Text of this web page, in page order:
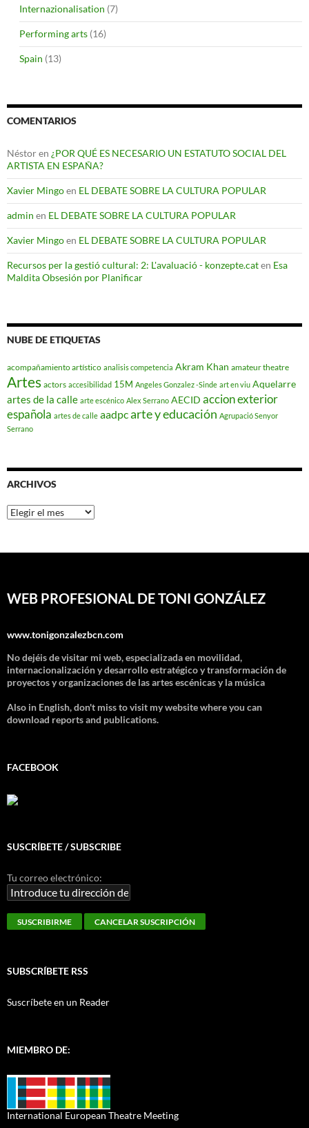
Internazionalisation (7)
Performing arts (16)
Spain (13)
COMENTARIOS
Néstoren ¿POR QUÉ ES NECESARIO UN ESTATUTO SOCIAL DEL
ARTISTA EN ESPAÑA?
Xavier Mingoen EL DEBATE SOBRE LA CULTURA POPULAR
admin en EL DEBATE SOBRE LA CULTURA POPULAR
Xavier Mingoen EL DEBATE SOBRE LA CULTURA POPULAR
Recursos per la gestió cultural: 2: L'avaluació - konzepte.caten Esa
Maldita Obsesión por Planificar
NUBE DE ETIQUETAS
acompañamiento artístico analisis competencia Akram Khan amateur theatre
Artes actors accesibilidad 15M Angeles Gonzalez -Sinde art en viu Aquelarre
artes de la calle arte escénico Alex Serrano AECID accion exterior
española artes de calle aadpcarte y educación Agrupació Senyor
Serrano
ARCHIVOS
Archivos
WEB PROFESIONAL DE TONI GONZÁLEZ
www.tonigonzalezbcn.com
No dejéis de visitar mi web, especializada en movilidad,
internacionalización y desarrollo estratégico y transformación de
proyectos y organizaciones de las artes escénicas y la música
Also in English, don't miss to visit my website where you can
download reports and publications.
FACEBOOK
SUSCRÍBETE / SUBSCRIBE
Tu correo electrónico:
SUBSCRÍBETE RSS
Suscríbete en un Reader
MIEMBRO DE:
International European Theatre Meeting